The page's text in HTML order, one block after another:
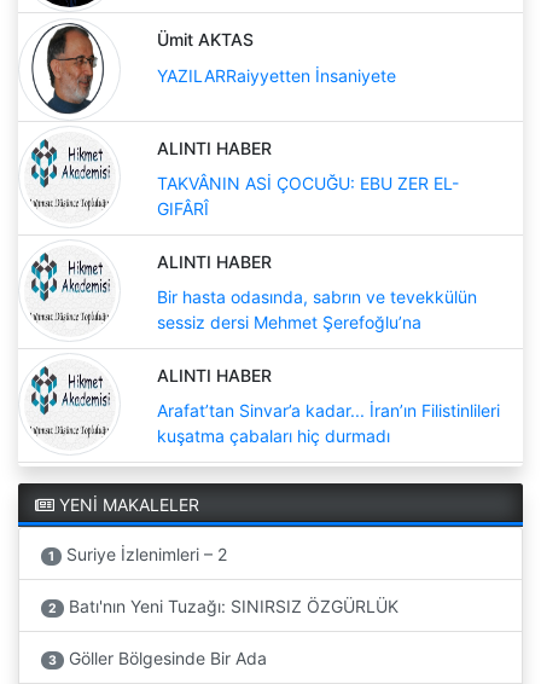
Ümit AKTAS
YAZILARRaiyyetten İnsaniyete
ALINTI HABER
TAKVÂNIN ASİ ÇOCUĞU: EBU ZER EL-
GIFÂRÎ
ALINTI HABER
Bir hasta odasında, sabrın ve tevekkülün
sessiz dersi Mehmet Şerefoğlu’na
ALINTI HABER
Arafat’tan Sinvar’a kadar... İran’ın Filistinlileri
kuşatma çabaları hiç durmadı
YENİ MAKALELER
1 Suriye İzlenimleri – 2
2 Batı'nın Yeni Tuzağı: SINIRSIZ ÖZGÜRLÜK
3 Göller Bölgesinde Bir Ada